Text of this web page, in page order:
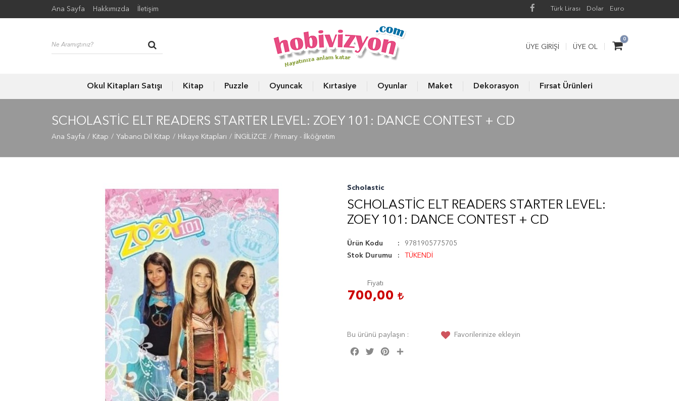
Ana Sayfa Hakkımızda İletişim Türk Lirası Dolar Euro
0
ÜYE GIRIŞI ÜYE OL
Okul Kitapları Satışı Kitap Puzzle Oyuncak Kırtasiye Oyunlar Maket Dekorasyon Fırsat Ürünleri
SCHOLASTIC ELT READERS STARTER LEVEL: ZOEY 101: DANCE CONTEST + CD
Ana Sayfa Kitap Yabancı Dil Kitap Hikaye Kitapları İNGİLİZCE Primary - İlköğretim
Scholastic
SCHOLASTIC ELT READERS STARTER LEVEL:
ZOEY 101: DANCE CONTEST + CD
Ürün Kodu
9781905775705
Stok Durumu
TÜKENDİ
Fiyatı
700,00
Bu ürünü paylaşın :
Facebook
Twitter Pinterest
Favorilerinize ekleyin